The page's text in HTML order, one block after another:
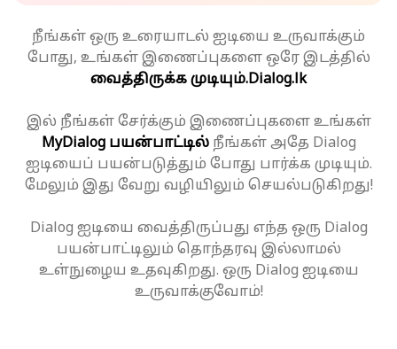
நீங்கள் ஒரு உரையாடல் ஐடியை உருவாக்கும்
போது, உங்கள் இணைப்புகளை ஒரே இடத்தில்
வைத்திருக்க முடியும்.Dialog.lk
இல் நீங்கள் சேர்க்கும் இணைப்புகளை உங்கள்
MyDialog பயன்பாட்டில்நீங்கள் அதே Dialog
ஐடியைப் பயன்படுத்தும் போது பார்க்க முடியும்.
மேலும் இது வேறு வழியிலும் செயல்படுகிறது!
Dialog ஐடியை வைத்திருப்பது எந்த ஒரு Dialog
பயன்பாட்டிலும் தொந்தரவு இல்லாமல்
உள்நுழைய உதவுகிறது. ஒரு Dialog ஐடியை
உருவாக்குவோம்!